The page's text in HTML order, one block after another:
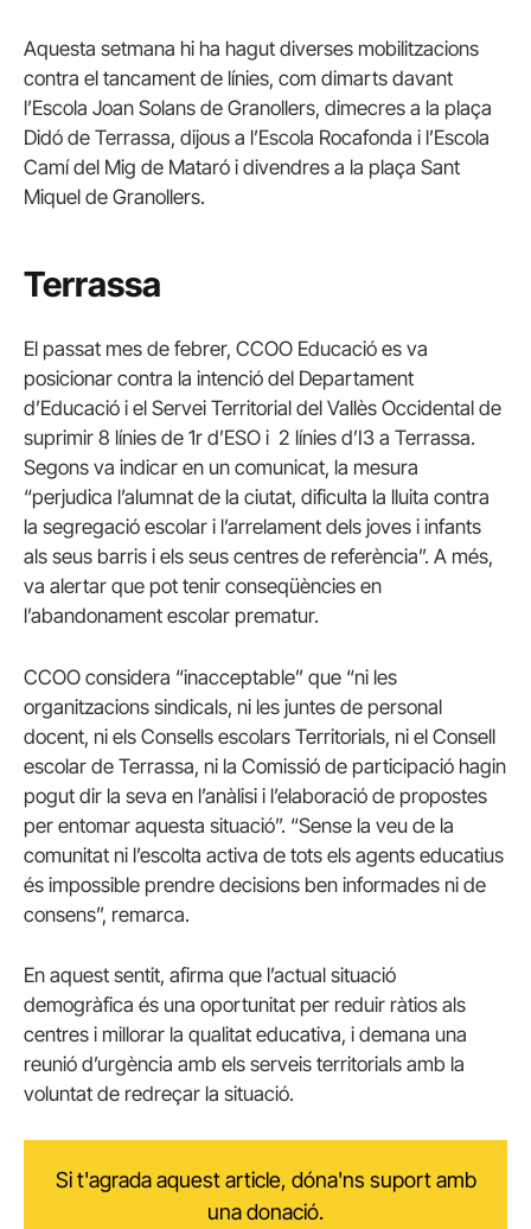
Aquesta setmana hi ha hagut diverses mobilitzacions
contra el tancament de línies, com dimarts davant
l’Escola Joan Solans de Granollers, dimecres a la plaça
Didó de Terrassa, dijous a l’Escola Rocafonda i l’Escola
Camí del Mig de Mataró i divendres a la plaça Sant
Miquel de Granollers.
Terrassa
El passat mes de febrer, CCOO Educació es va
posicionar contra la intenció del Departament
d’Educació i el Servei Territorial del Vallès Occidental de
suprimir 8 línies de 1r d’ESO i 2 línies d’I3 a Terrassa.
Segons va indicar en un comunicat, la mesura
“perjudica l’alumnat de la ciutat, dificulta la lluita contra
la segregació escolar i l’arrelament dels joves i infants
als seus barris i els seus centres de referència”. A més,
va alertar que pot tenir conseqüències en
l’abandonament escolar prematur.
CCOO considera “inacceptable” que “ni les
organitzacions sindicals, ni les juntes de personal
docent, ni els Consells escolars Territorials, ni el Consell
escolar de Terrassa, ni la Comissió de participació hagin
pogut dir la seva en l’anàlisi i l’elaboració de propostes
per entomar aquesta situació”. “Sense la veu de la
comunitat ni l’escolta activa de tots els agents educatius
és impossible prendre decisions ben informades ni de
consens”, remarca.
En aquest sentit, afirma que l’actual situació
demogràfica és una oportunitat per reduir ràtios als
centres i millorar la qualitat educativa, i demana una
reunió d’urgència amb els serveis territorials amb la
voluntat de redreçar la situació.
Si t'agrada aquest article, dóna'ns suport amb
una donació.